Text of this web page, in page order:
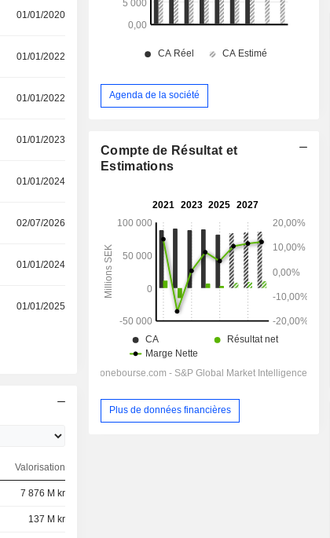
01/01/2020
01/01/2022
01/01/2022
01/01/2023
01/01/2024
02/07/2026
01/01/2024
01/01/2025
Valorisation
7 876 M kr
137 M kr
Agenda de la société
Compte de Résultat et
Estimations
Plus de données financières